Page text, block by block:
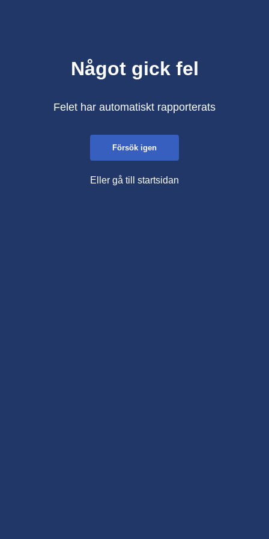
Något gick fel
Felet har automatiskt rapporterats
Försök igen
Eller gå till startsidan